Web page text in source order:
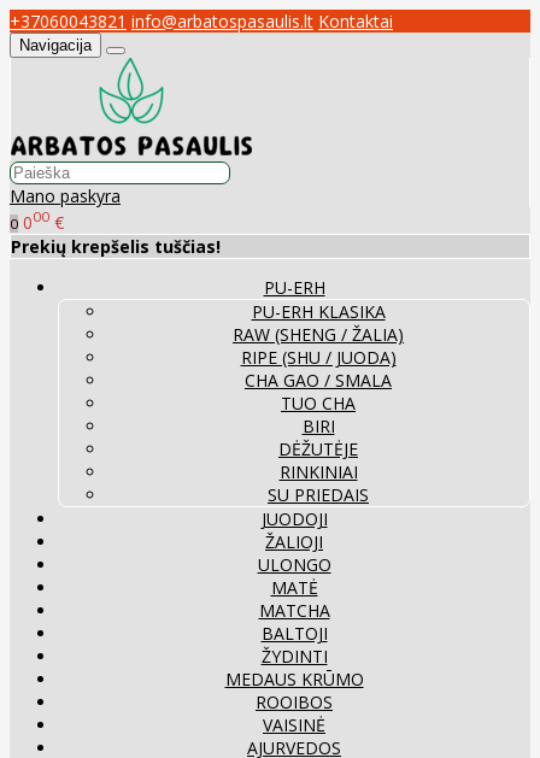
+37060043821 info@arbatospasaulis.lt Kontaktai
Navigacija
Mano paskyra
0 000 €
Prekių krepšelis tuščias!
PU-ERH
PU-ERH KLASIKA
RAW (SHENG / ŽALIA)
RIPE (SHU / JUODA)
CHA GAO / SMALA
TUO CHA
BIRI
DĖŽUTĖJE
RINKINIAI
SU PRIEDAIS
JUODOJI
ŽALIOJI
ULONGO
MATĖ
MATCHA
BALTOJI
ŽYDINTI
MEDAUS KRŪMO
ROOIBOS
VAISINĖ
AJURVEDOS